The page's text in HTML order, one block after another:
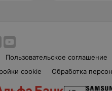
Пользовательское соглашение
cookie Обработка